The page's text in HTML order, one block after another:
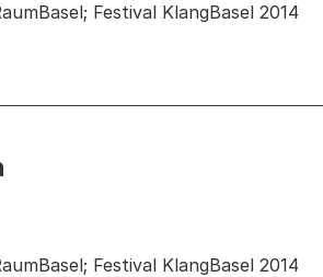
Festival KlangBasel 2014
Sitzungen zum Geschäft
Festival KlangBasel 2014